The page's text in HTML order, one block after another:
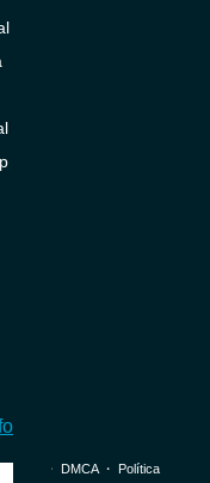
・ DMCA・ Política